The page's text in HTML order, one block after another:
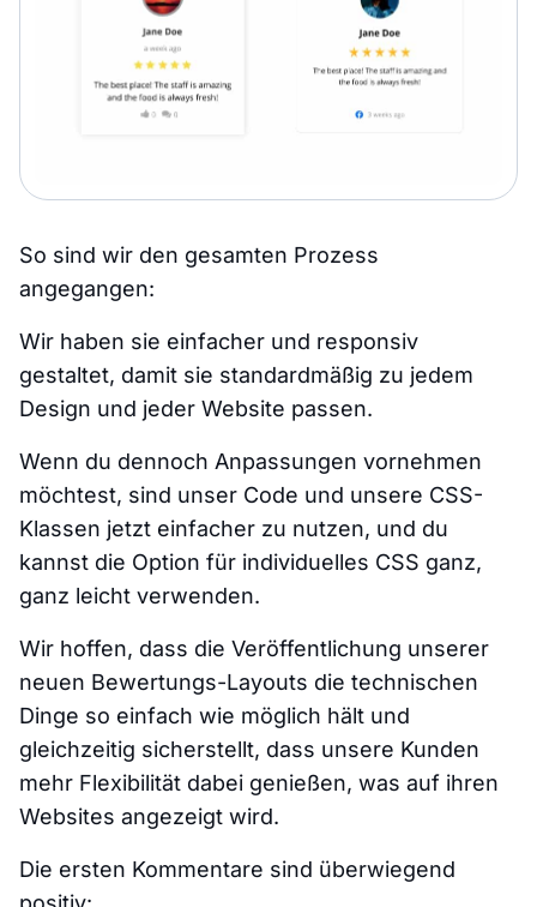
So sind wir den gesamten Prozess
angegangen:
Wir haben sie einfacher und responsiv
gestaltet, damit sie standardmäßig zu jedem
Design und jeder Website passen.
Wenn du dennoch Anpassungen vornehmen
möchtest, sind unser Code und unsere CSS-
Klassen jetzt einfacher zu nutzen, und du
kannst die Option für individuelles CSS ganz,
ganz leicht verwenden.
Wir hoffen, dass die Veröffentlichung unserer
neuen Bewertungs-Layouts die technischen
Dinge so einfach wie möglich hält und
gleichzeitig sicherstellt, dass unsere Kunden
mehr Flexibilität dabei genießen, was auf ihren
Websites angezeigt wird.
Die ersten Kommentare sind überwiegend